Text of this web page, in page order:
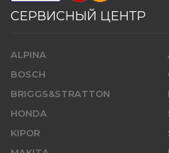
СЕРВИСНЫЙ ЦЕНТР
ALPINA
BOSCH
BRIGGS&STRATTON
HONDA
KIPOR